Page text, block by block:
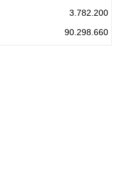
3.782.200
90.298.660